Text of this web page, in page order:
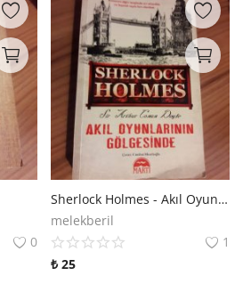
0
Sherlock Holmes - Akıl Oyunlarının Gölgesinde
melekberil
1
₺25